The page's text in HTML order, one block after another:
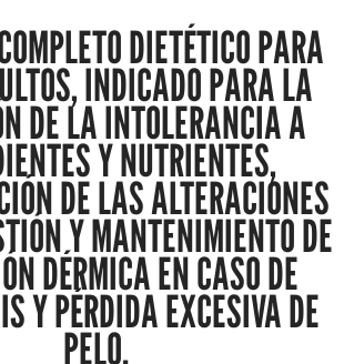
DIETÉTICO PARA
INDICADO PARA LA
DE LA INTOLERANCIA A
Y NUTRIENTES,
DE LAS ALTERACIONES
Y MANTENIMIENTO DE
DÉRMICA EN CASO DE
Y PÉRDIDA EXCESIVA DE
PELO.